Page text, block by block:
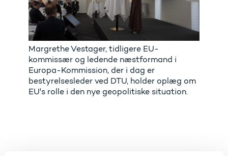
Margrethe Vestager, tidligere EU-
kommissær og ledende næstformand i
Europa-Kommission, der i dag er
bestyrelsesleder ved DTU, holder oplæg om
EU's rolle i den nye geopolitiske situation.